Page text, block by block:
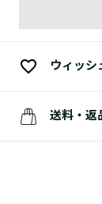
ウィッシ
送料・返